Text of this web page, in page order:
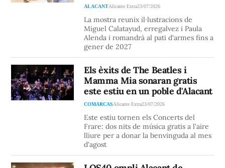
ALACANTAlicante Extra23/07/2026
La mostra reunix il·lustracions de
Miguel Calatayud, erregalvez i Paula
Alenda i romandrà al pati d'armes fins a
gener de 2027
Els èxits de The Beatles i
Mamma Mia sonaran gratis
este estiu en un poble d'Alacant
COMARCASAlicante Extra23/07/2026
Este estiu tornen els Concerts del
Frare: dos nits de música gratis a l'aire
lliure per a donar la benvinguda al mes
d'agost